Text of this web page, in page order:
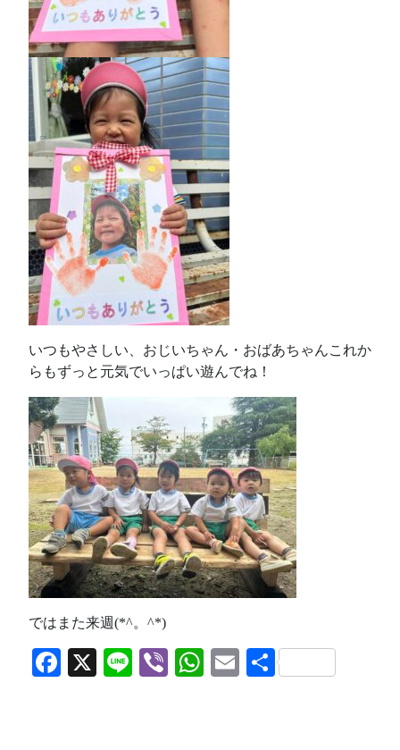
いつもやさしい、おじいちゃん・おばあちゃんこれか
らもずっと元気でいっぱい遊んでね！
ではまた来週(*^。^*)
Facebook
X LineViberWhatsApp
Email
共